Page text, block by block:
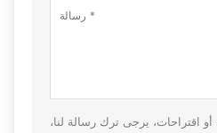
اقتراحات، يرجى ترك رسالة لنا،